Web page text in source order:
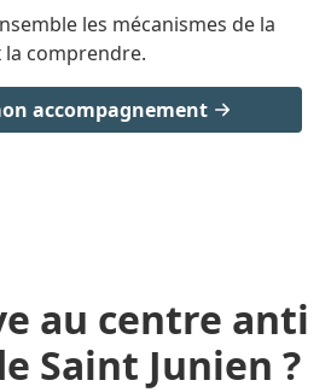
les mécanismes de la
comprendre.
accompagnement
au centre anti
Saint Junien ?